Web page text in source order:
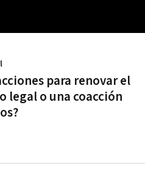
para renovar el
legal o una coacción